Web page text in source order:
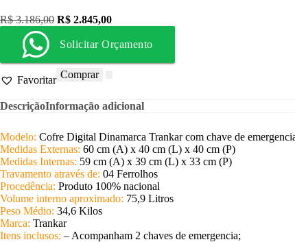
R$3.186,00 R$ 2.845,00
Solicitar Orçamento
Comprar
Favoritar
DescriçãoInformação adicional
Modelo: Cofre Digital Dinamarca Trankar com chave de
Medidas Externas: 60 cm (A) x 40 cm (L) x 40 cm (P)
Medidas Internas: 59 cm (A) x 39 cm (L) x 33 cm (P)
Travamento através de: 04 Ferrolhos
Procedência: Produto 100% nacional
Volume interno aproximado: 75,9 Litros
Peso Médio: 34,6 Kilos
Marca: Trankar
Itens inclusos: – Acompanham 2 chaves de emergencia;